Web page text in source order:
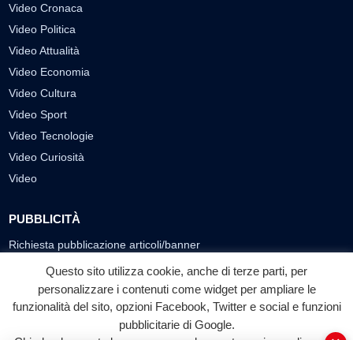
Video Cronaca
Video Politica
Video Attualità
Video Economia
Video Cultura
Video Sport
Video Tecnologie
Video Curiosità
Video
PUBBLICITÀ
Richiesta pubblicazione articoli/banner
SEGUICI SUI SOCIAL
f
Facebook
◎ ▶
YouTube
Questo sito utilizza cookie, anche di terze parti, per
personalizzare i contenuti come widget per ampliare le
funzionalità del sito, opzioni Facebook, Twitter e social e funzioni
pubblicitarie di Google.